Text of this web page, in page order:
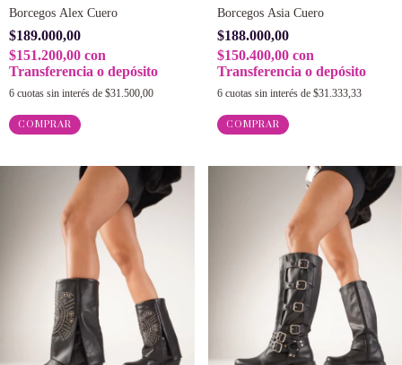
Borcegos Alex Cuero
$189.000,00
$151.200,00 con
Transferencia o depósito
6 cuotas sin interés de $31.500,00
COMPRAR
Borcegos Asia Cuero
$188.000,00
$150.400,00 con
Transferencia o depósito
6 cuotas sin interés de $31.333,33
COMPRAR